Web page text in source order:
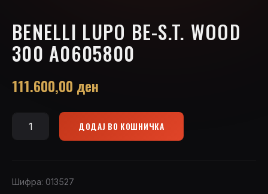
BENELLI LUPO BE-S.T. WOOD
300 A0605800
111.600,00 ден
Benelli
S.T.
ДОДАЈ ВО КОШНИЧКА
Шифра: 013527